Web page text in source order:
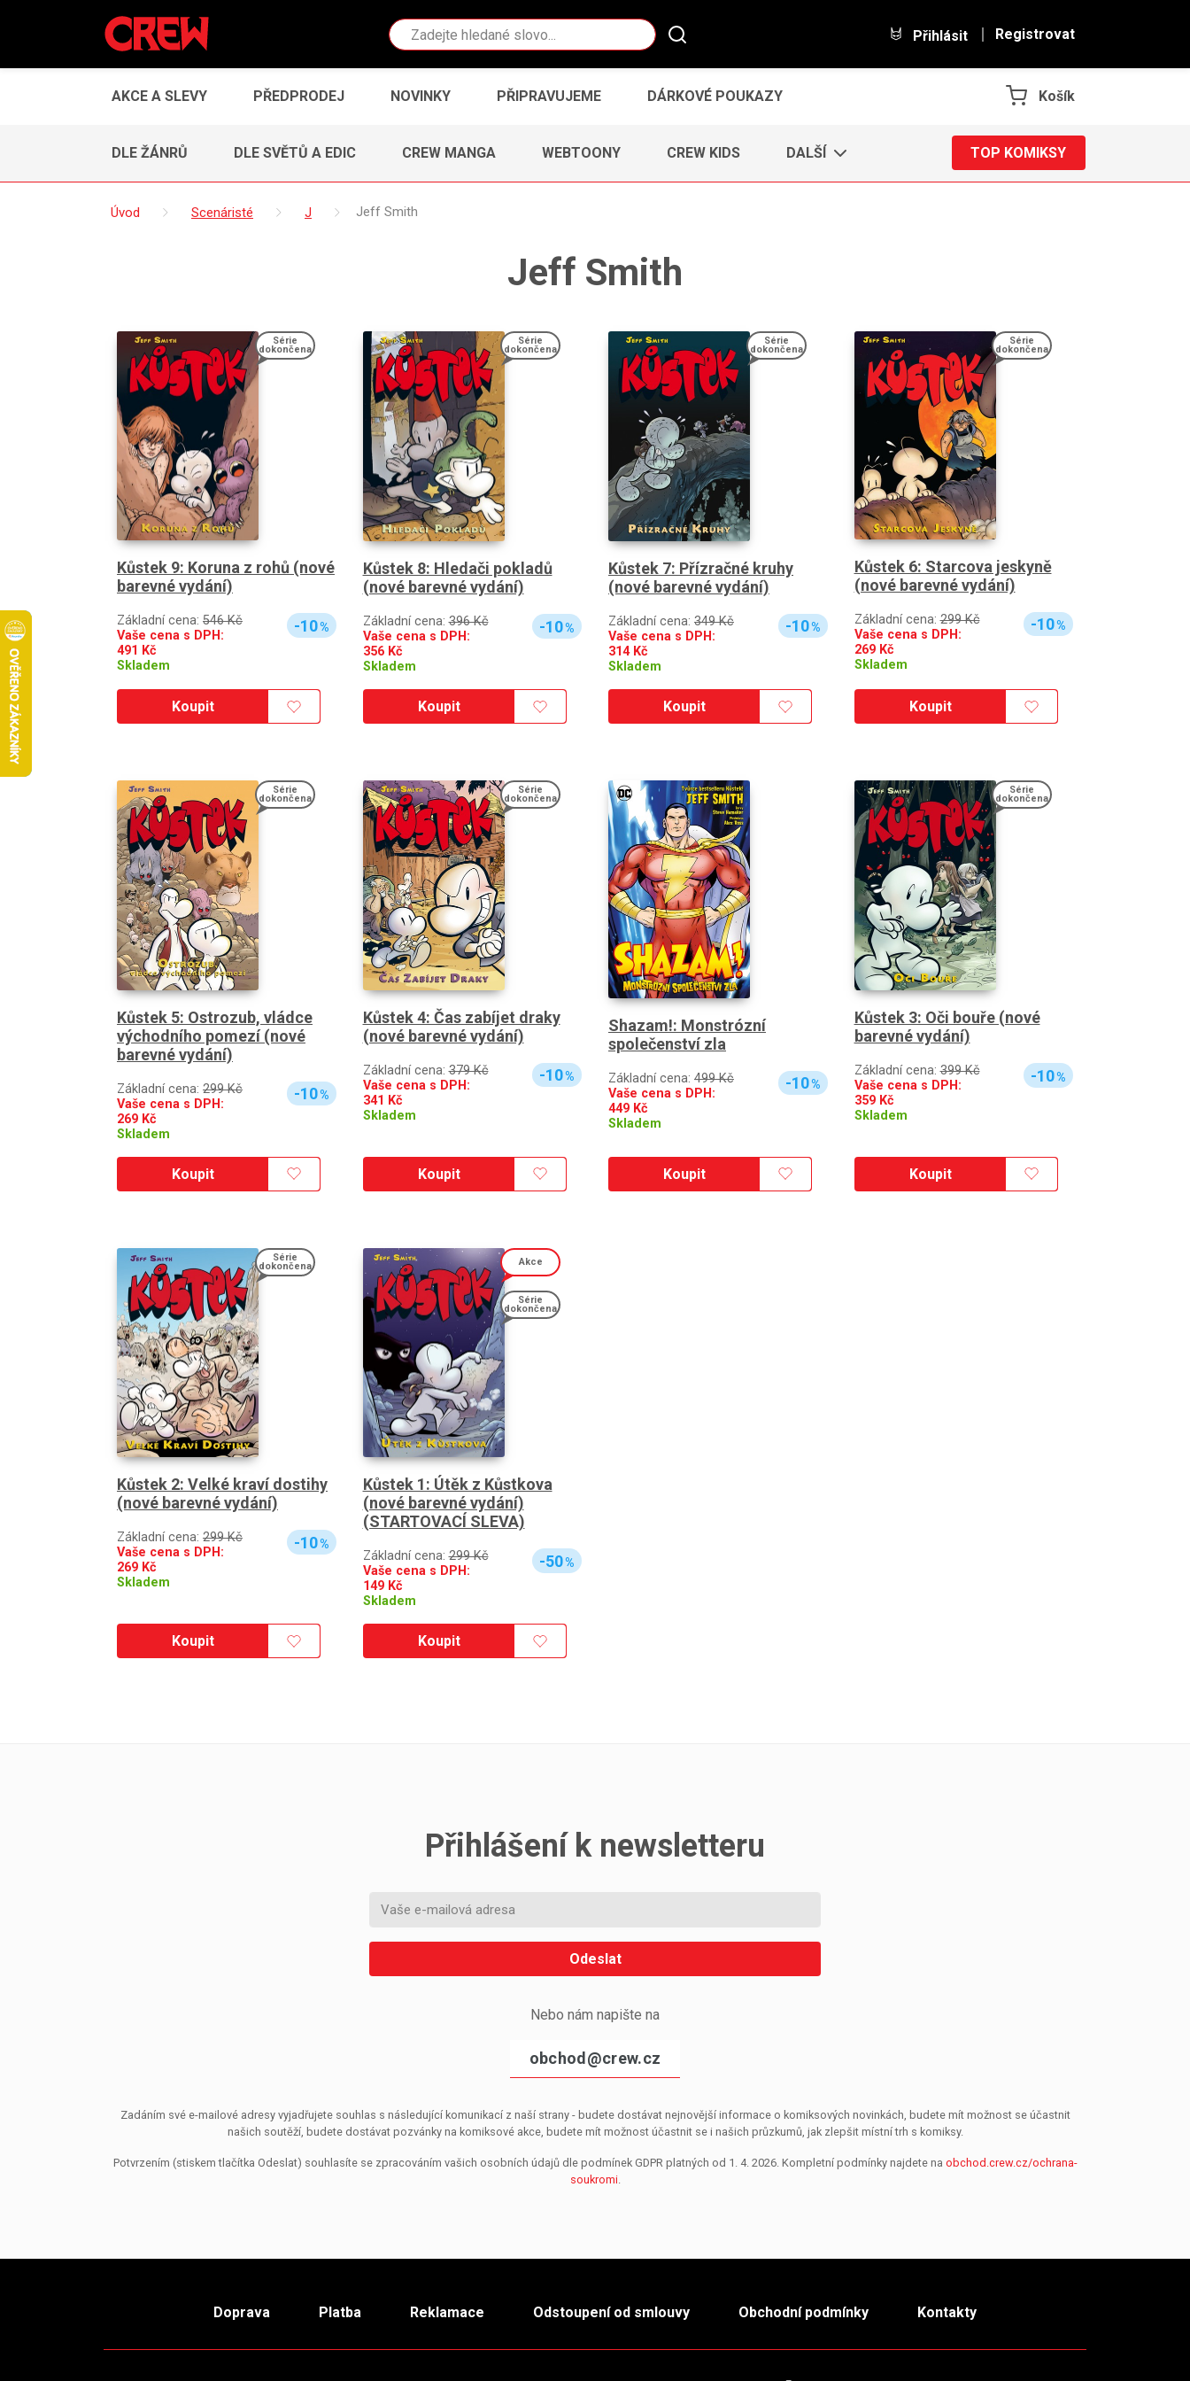
Vyhledávání Přihlásit Registrovat
AKCE A SLEVY PŘEDPRODEJ NOVINKY PŘIPRAVUJEME DÁRKOVÉ POUKAZY Košík
DLE ŽÁNRŮ DLE SVĚTŮ A EDIC CREW MANGA WEBTOONY CREW KIDS DALŠÍ TOP KOMIKSY
Úvod Scenáristé J Jeff Smith
Jeff Smith
Série
dokončena
Kůstek 9: Koruna z rohů (nové
barevné vydání)
Základní cena: 546 Kč
Vaše cena s DPH:
491 Kč
Skladem
-10%
Koupit
Série
dokončena
Kůstek 8: Hledači pokladů
(nové barevné vydání)
Základní cena:396 Kč
Vaše cena s DPH:
356Kč
Skladem
-10%
Koupit
Série
dokončena
Kůstek 7: Přízračné kruhy
(nové barevné vydání)
Základní cena: 349 Kč
Vaše cena s DPH:
314Kč
Skladem
-10%
Koupit
Série
dokončena
Kůstek 6: Starcova jeskyně
(nové barevné vydání)
Základní cena:299 Kč
Vaše cena s DPH:
269Kč
Skladem
-10%
Koupit
Série
dokončena
Kůstek 5: Ostrozub, vládce
východního pomezí (nové
barevné vydání)
Základní cena: 299 Kč
Vaše cena s DPH:
269 Kč
Skladem
-10%
Koupit
Série
dokončena
Kůstek 4: Čas zabíjet draky
(nové barevné vydání)
Základní cena:379 Kč
Vaše cena s DPH:
341 Kč
Skladem
-10%
Koupit
Shazam!: Monstrózní
společenství zla
Základní cena: 499 Kč
Vaše cena s DPH:
449 Kč
Skladem
-10%
Koupit
Série
dokončena
Kůstek 3: Oči bouře (nové
barevné vydání)
Základní cena:399 Kč
Vaše cena s DPH:
359Kč
Skladem
-10%
Koupit
Série
dokončena
Kůstek 2: Velké kraví dostihy
(nové barevné vydání)
Základní cena: 299 Kč
Vaše cena s DPH:
269 Kč
Skladem
-10%
Koupit
Akce
Série
dokončena
Kůstek 1: Útěk z Kůstkova
(nové barevné vydání)
(STARTOVACÍ SLEVA)
Základní cena:299 Kč
Vaše cena s DPH:
149Kč
Skladem
-50%
Koupit
Přihlášení k newsletteru
Odeslat
Nebo nám napište na
obchod@crew.cz
Zadáním své e-mailové adresy vyjadřujete souhlas s následující komunikací z naší strany - budete dostávat nejnovější informace o komiksových novinkách, budete mít možnost se účastnit
našich soutěží, budete dostávat pozvánky na komiksové akce, budete mít možnost účastnit se i našich průzkumů, jak zlepšit místní trh s komiksy.
Potvrzením (stiskem tlačítka Odeslat) souhlasíte se zpracováním vašich osobních údajů dle podmínek GDPR platných od 1. 4. 2026. Kompletní podmínky najdete na obchod.crew.cz/ochrana-
soukromi.
Doprava Platba Reklamace Odstoupení od smlouvy Obchodní podmínky Kontakty